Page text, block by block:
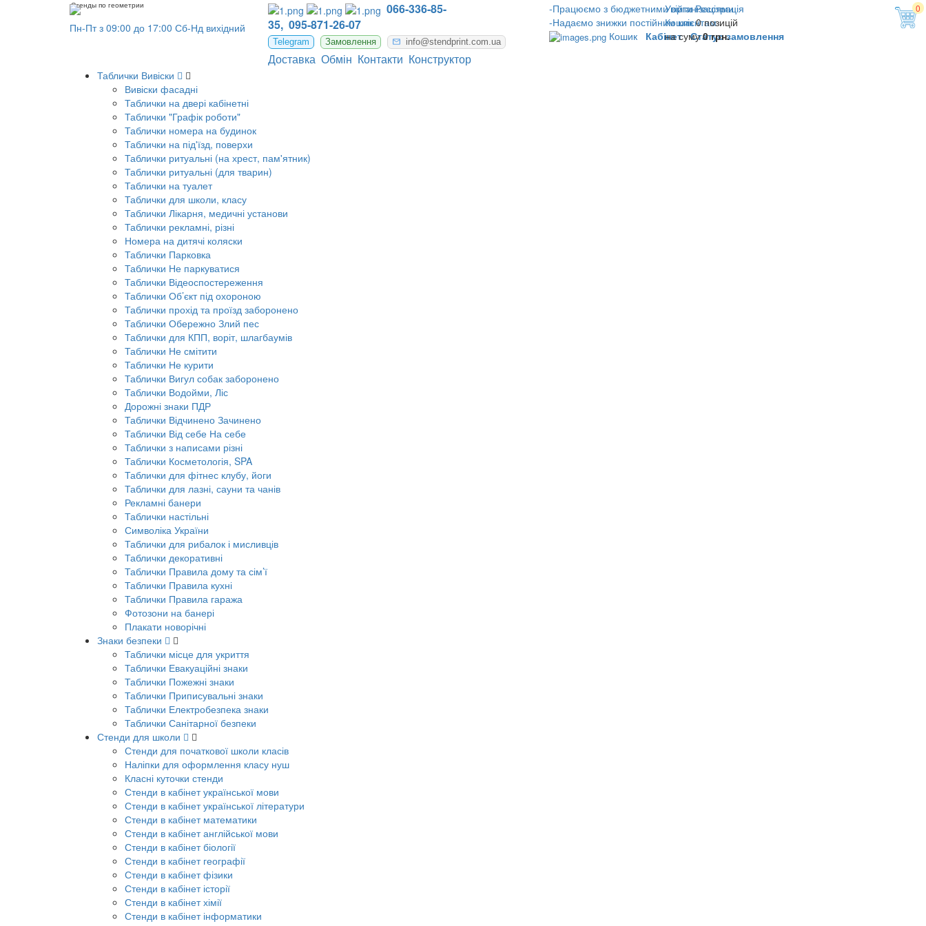
0
Пн-Пт з 09:00 до 17:00 Сб-Нд вихідний
066-336-85-
35, 095-871-26-07
Telegram Замовлення info@stendprint.com.ua
Доставка Обмін Контакти Конструктор
-Працюємо з бюджетними організаціями
-Надаємо знижки постійним клієнтам
Кошик
Кабінет Статус замовлення
Увійти Реєстрація
Кошик0 позицій
на суму0 грн.
Таблички Вивіски
Вивіски фасадні
Таблички на двері кабінетні
Таблички "Графік роботи"
Таблички номера на будинок
Таблички на під'їзд, поверхи
Таблички ритуальні (на хрест, пам'ятник)
Таблички ритуальні (для тварин)
Таблички на туалет
Таблички для школи, класу
Таблички Лікарня, медичні установи
Таблички рекламні, різні
Номера на дитячі коляски
Таблички Парковка
Таблички Не паркуватися
Таблички Відеоспостереження
Таблички Об’єкт під охороною
Таблички прохід та проїзд заборонено
Таблички Обережно Злий пес
Таблички для КПП, воріт, шлагбаумів
Таблички Не смітити
Таблички Не курити
Таблички Вигул собак заборонено
Таблички Водойми, Ліс
Дорожні знаки ПДР
Таблички Відчинено Зачинено
Таблички Від себе На себе
Таблички з написами різні
Таблички Косметологія, SPA
Таблички для фітнес клубу, йоги
Таблички для лазні, сауни та чанів
Рекламні банери
Таблички настільні
Символіка України
Таблички для рибалок і мисливців
Таблички декоративні
Таблички Правила дому та сім’ї
Таблички Правила кухні
Таблички Правила гаража
Фотозони на банері
Плакати новорічні
Знаки безпеки
Таблички місце для укриття
Таблички Евакуаційні знаки
Таблички Пожежні знаки
Таблички Приписувальні знаки
Таблички Електробезпека знаки
Таблички Санітарної безпеки
Стенди для школи
Стенди для початкової школи класів
Наліпки для оформлення класу нуш
Класні куточки стенди
Стенди в кабінет української мови
Стенди в кабінет української літератури
Стенди в кабінет математики
Стенди в кабінет англійської мови
Стенди в кабінет біології
Стенди в кабінет географії
Стенди в кабінет фізики
Стенди в кабінет історії
Стенди в кабінет хімії
Стенди в кабінет інформатики
Стенды по геометрии